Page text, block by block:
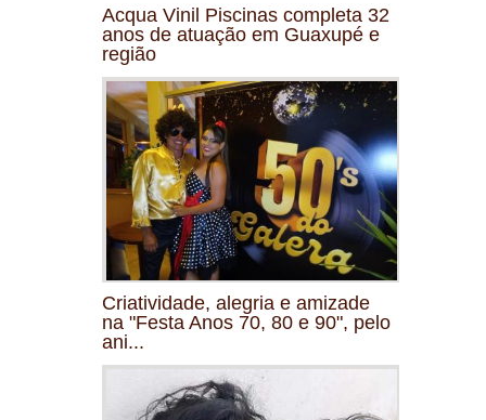
Acqua Vinil Piscinas completa 32
anos de atuação em Guaxupé e
região
Criatividade, alegria e amizade
na "Festa Anos 70, 80 e 90", pelo
ani...